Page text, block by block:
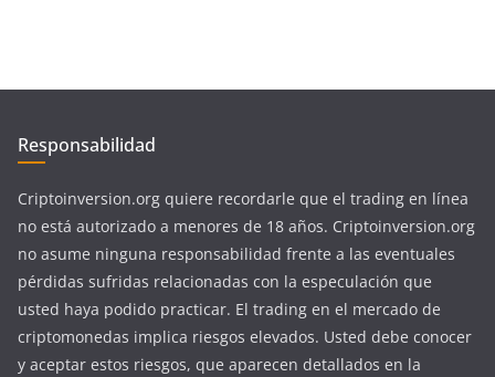
Responsabilidad
Criptoinversion.org quiere recordarle que el trading en línea
no está autorizado a menores de 18 años. Criptoinversion.org
no asume ninguna responsabilidad frente a las eventuales
pérdidas sufridas relacionadas con la especulación que
usted haya podido practicar. El trading en el mercado de
criptomonedas implica riesgos elevados. Usted debe conocer
y aceptar estos riesgos, que aparecen detallados en la